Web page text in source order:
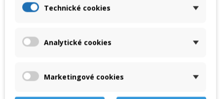
851,00 € bez DPH
1 046,73 € s DPH
Výrobca: Testo
dátovej zbernice Testo (dĺžka 2 m), svorku dátovej zbernice Testo
Technické cookies
Analytické cookies
Marketingové cookies